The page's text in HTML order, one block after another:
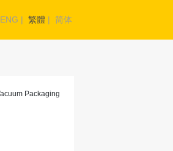
ENG | 繁體 | 简体